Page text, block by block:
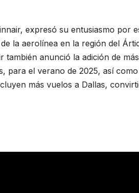
expresó su entusiasmo por
la aerolínea en la región del
también anunció la adición de
para el verano de 2025, así
más vuelos a Dallas,